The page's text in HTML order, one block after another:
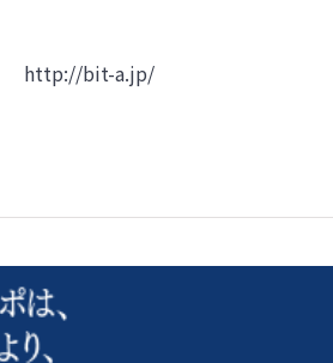
http://bit-a.jp/